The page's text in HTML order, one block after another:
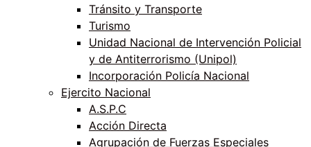
Tránsito y Transporte
Turismo
Unidad Nacional de Intervención Policial
y de Antiterrorismo (Unipol)
Incorporación Policía Nacional
Ejercito Nacional
A.S.P.C
Acción Directa
Agrupación de Fuerzas Especiales